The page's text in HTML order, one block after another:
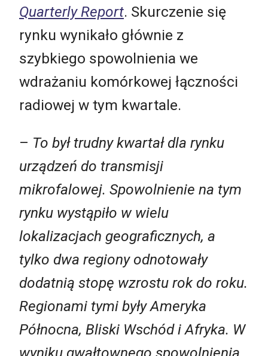
Quarterly Report. Skurczenie się
rynku wynikało głównie z
szybkiego spowolnienia we
wdrażaniu komórkowej łączności
radiowej w tym kwartale.
– To był trudny kwartał dla rynku
urządzeń do transmisji
mikrofalowej. Spowolnienie na tym
rynku wystąpiło w wielu
lokalizacjach geograficznych, a
tylko dwa regiony odnotowały
dodatnią stopę wzrostu rok do roku.
Regionami tymi były Ameryka
Północna, Bliski Wschód i Afryka. W